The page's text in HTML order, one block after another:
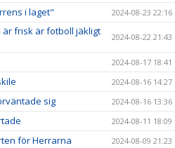
i laget" 2024-08-23 22:16
är frisk är fotboll jäkligt
2024-08-22 21:43
2024-08-17 18:41
2024-08-16 14:27
sig 2024-08-16 13:36
2024-08-11 18:09
för Herrarna 2024-08-09 21:23